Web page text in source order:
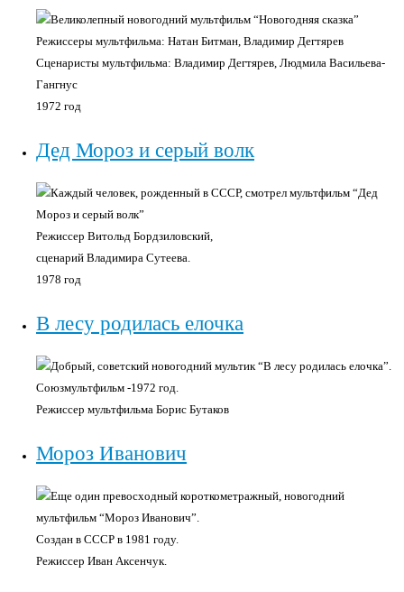
Великолепный новогодний мультфильм “Новогодняя сказка”
Режиссеры мультфильма: Натан Битман, Владимир Дегтярев
Сценаристы мультфильма: Владимир Дегтярев, Людмила Васильева-
Гангнус
1972 год
Дед Мороз и серый волк
Каждый человек, рожденный в СССР, смотрел мультфильм “Дед
Мороз и серый волк”
Режиссер Витольд Бордзиловский,
сценарий Владимира Сутеева.
1978 год
В лесу родилась елочка
Добрый, советский новогодний мультик “В лесу родилась елочка”.
Союзмультфильм -1972 год.
Режиссер мультфильма Борис Бутаков
Мороз Иванович
Еще один превосходный короткометражный, новогодний
мультфильм “Мороз Иванович”.
Создан в СССР в 1981 году.
Режиссер Иван Аксенчук.